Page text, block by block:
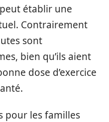
établir une
Contrairement
sont
bien qu’ils aient
dose d’exercice
pour les familles